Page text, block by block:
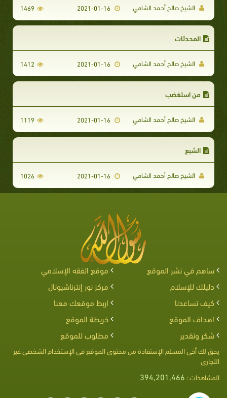
الشيخ صالح أحمد الشامي 2021-01-16
1469
المحدثات
الشيخ صالح أحمد الشامي 2021-01-16
1412
من استغضب
الشيخ صالح أحمد الشامي 2021-01-16
1119
الشبع
الشيخ صالح أحمد الشامي 2021-01-16
1026
ساهم في نشر الموقع
موقع الفقه الإسلامي
دليلك للإسلام
مركز نور إنترناشيونال
كيف تساعدنا
اربط موقعك معنا
اهداف الموقع
خريطة الموقع
شكر وتقدير
مطلوب للموقع
يحق لك أخى المسلم الإستفادة من محتوى الموقع فى الإستخدام الشخصى غير
التجارى
المشاهدات : 394,201,466